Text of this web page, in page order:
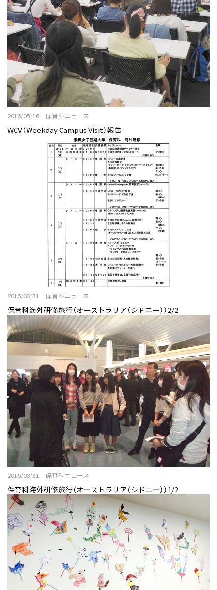
2016/05/16 保育科ニュース
WCV（Weekday Campus Visit）報告
2016/03/31 保育科ニュース
保育科海外研修旅行（オーストラリア（シドニー））2/2
2016/03/31 保育科ニュース
保育科海外研修旅行（オーストラリア（シドニー））1/2